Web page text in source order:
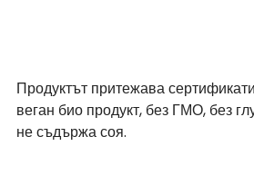
Продуктът притежава
веган био продукт, без ГМО, без
не съдържа соя.